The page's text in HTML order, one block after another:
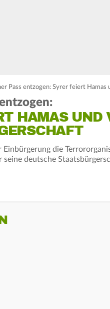
Pass entzogen: Syrer feiert
HAMAS UND
Einbürgerung die
seine deutsche